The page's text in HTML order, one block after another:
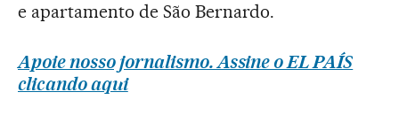
e apartamento de São Bernardo.
Apoie nosso jornalismo. Assine o EL PAÍS
clicando aqui